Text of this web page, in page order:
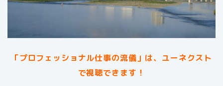
「プロフェッショナル仕事の流儀」は、ユーネクスト
で視聴できます！